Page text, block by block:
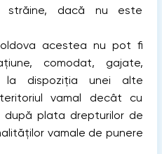
străine, dacă nu este
acestea nu pot fi
comodat, gajate,
la dispoziţia unei alte
vamal decât cu
după plata drepturilor de
vamale de punere